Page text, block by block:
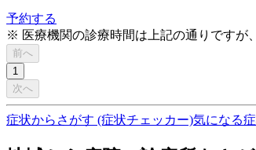
予約する
※ 医療機関の診療時間は上記の通りですが
前へ
1
次へ
症状からさがす (症状チェッカー)気になる